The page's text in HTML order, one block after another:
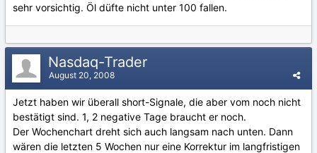
sehr vorsichtig. Öl düfte nicht unter 100 fallen.
Nasdaq-Trader
August 20, 2008
Jetzt haben wir überall short-Signale, die aber vom noch nicht
bestätigt sind. 1, 2 negative Tage braucht er noch.
Der Wochenchart dreht sich auch langsam nach unten. Dann
wären die letzten 5 Wochen nur eine Korrektur im langfristigen